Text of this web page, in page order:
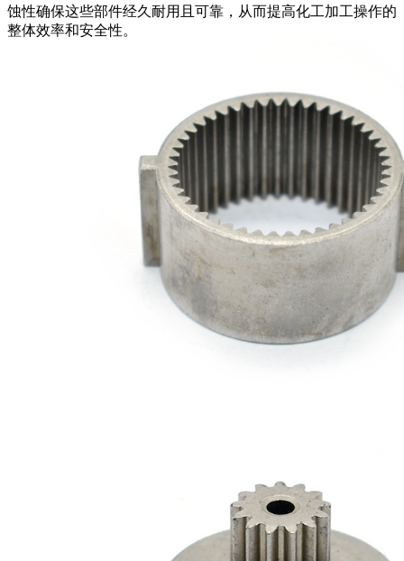
蚀性确保这些部件经久耐用且可靠，从而提高化工加工操作的
整体效率和安全性。